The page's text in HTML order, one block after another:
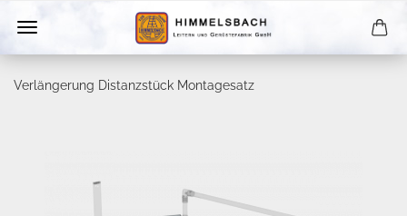
Verlängerung Distanzstück Montagesatz